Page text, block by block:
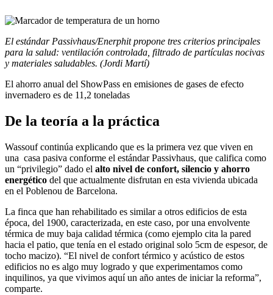
El estándar Passivhaus/Enerphit propone tres criterios principales
para la salud: ventilación controlada, filtrado de partículas nocivas
y materiales saludables. (Jordi Martí)
El ahorro anual del ShowPass en emisiones de gases de efecto
invernadero es de 11,2 toneladas
De la teoría a la práctica
Wassouf continúa explicando que es la primera vez que viven en
una casa pasiva conforme el estándar Passivhaus, que califica como
un “privilegio” dado el alto nivel de confort, silencio y ahorro
energético del que actualmente disfrutan en esta vivienda ubicada
en el Poblenou de Barcelona.
La finca que han rehabilitado es similar a otros edificios de esta
época, del 1900, caracterizada, en este caso, por una envolvente
térmica de muy baja calidad térmica (como ejemplo cita la pared
hacia el patio, que tenía en el estado original solo 5cm de espesor, de
tocho macizo). “El nivel de confort térmico y acústico de estos
edificios no es algo muy logrado y que experimentamos como
inquilinos, ya que vivimos aquí un año antes de iniciar la reforma”,
comparte.